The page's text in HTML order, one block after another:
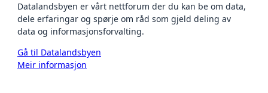
Datalandsbyen er vårt nettforum der du kan be om data,
dele erfaringar og spørje om råd som gjeld deling av
data og informasjonsforvalting.
Gå til Datalandsbyen
Meir informasjon